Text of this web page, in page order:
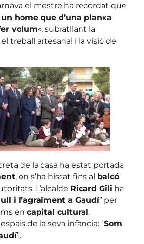
el mestre ha recordat que
home que d’una planxa
volum«, subratllant la
treball artesanal i la visió de
de la casa ha estat portada
, on s’ha hissat fins al balcó
L’alcalde Ricard Gili ha
i l’agraïment a Gaudí” per
en capital cultural,
de la seva infància: “Som
”.